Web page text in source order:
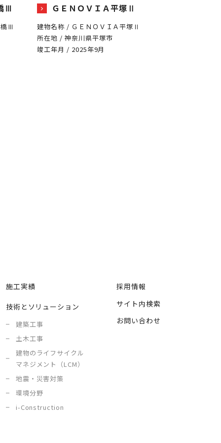
Ⅲ
橋Ⅲ
ＧＥＮＯＶＩＡ平塚Ⅱ
建物名称 / ＧＥＮＯＶＩＡ平塚Ⅱ
所在地 / 神奈川県平塚市
竣工年月 / 2025年9月
施工実績
技術とソリューション
建築工事
土木工事
建物のライフサイクル
マネジメント（LCM）
地震・災害対策
環境分野
i-Construction
採用情報
サイト内検索
お問い合わせ